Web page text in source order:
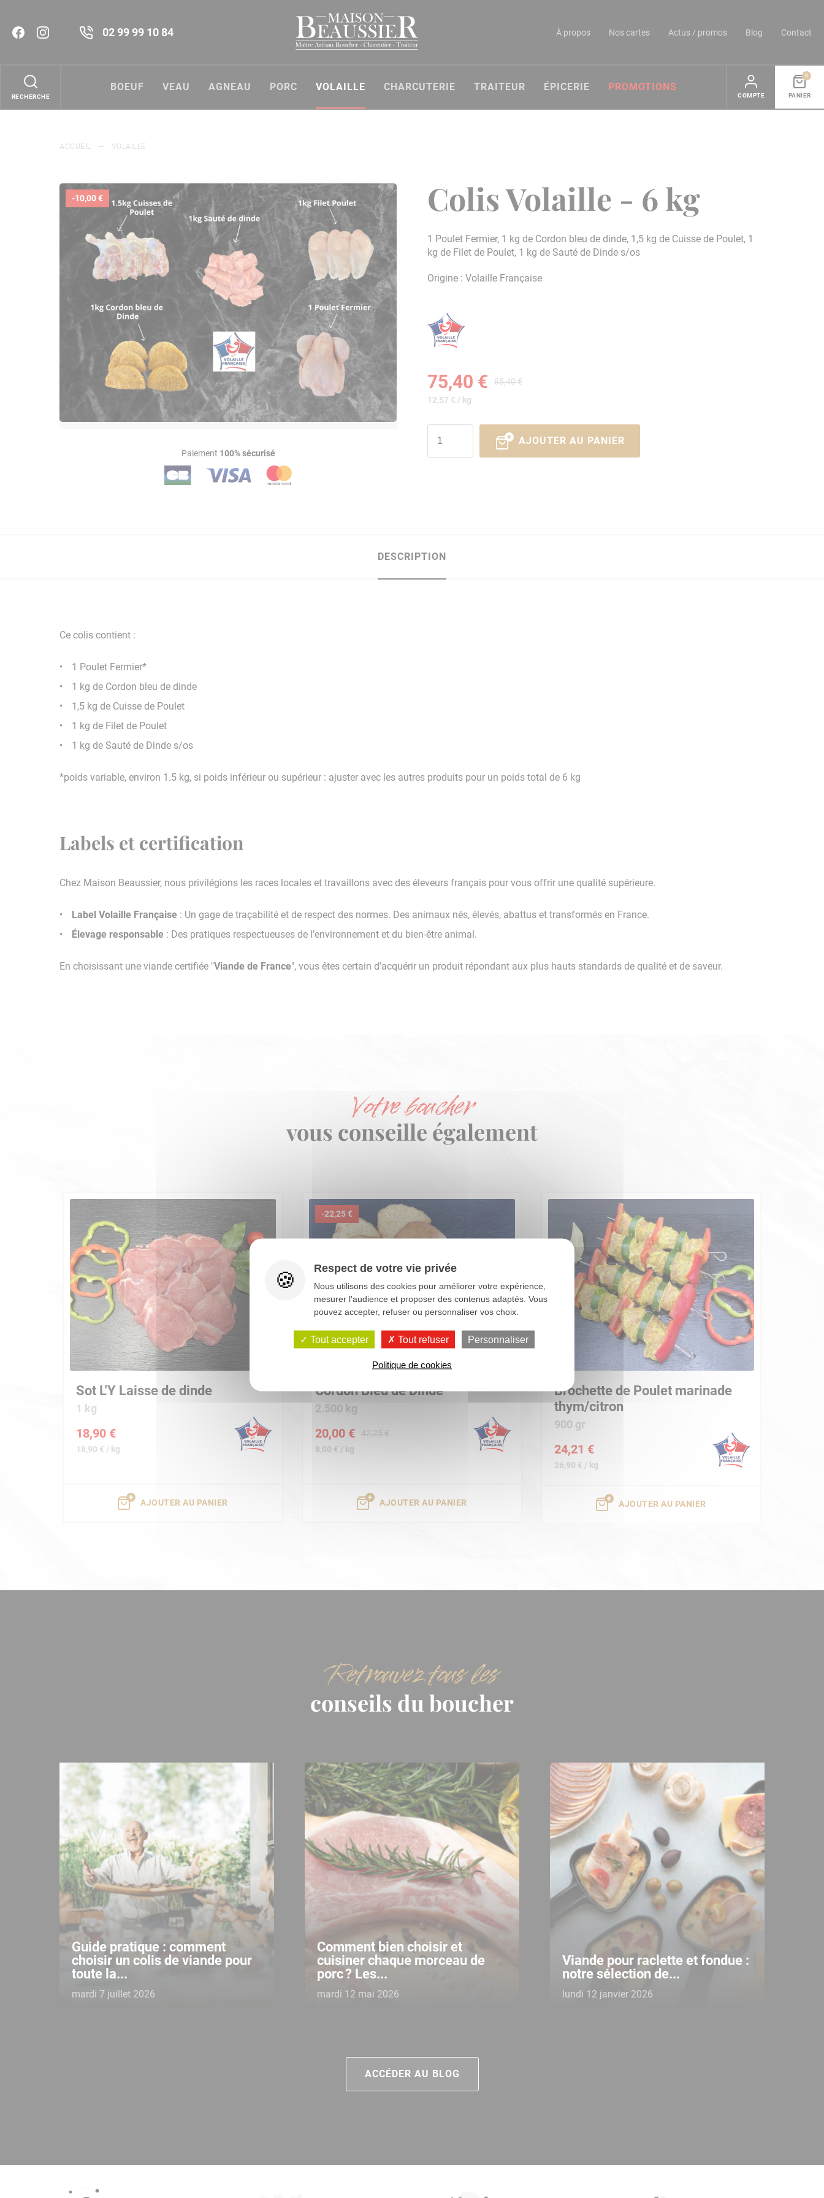
02 99 99 10 84 À propos Nos cartes Actus / promos Blog Contact
BOEUF VEAU AGNEAU PORC VOLAILLE CHARCUTERIE TRAITEUR ÉPICERIE PROMOTIONS
COMPTE PANIER
0
ACCUEIL VOLAILLE
-10,00 €
Paiement 100% sécurisé
Colis Volaille - 6 kg
1 Poulet Fermier, 1 kg de Cordon bleu de dinde, 1,5 kg de Cuisse de Poulet, 1
kg de Filet de Poulet, 1 kg de Sauté de Dinde s/os
Origine : Volaille Française
85,40 €
75,40 €
12,57 € / kg
AJOUTER AU PANIER
DESCRIPTION
Ce colis contient :
1 Poulet Fermier*
1 kg de Cordon bleu de dinde
1,5 kg de Cuisse de Poulet
1 kg de Filet de Poulet
1 kg de Sauté de Dinde s/os
*poids variable, environ 1.5 kg, si poids inférieur ou supérieur : ajuster avec les autres produits pour un poids total de 6 kg
Labels et certification
Chez Maison Beaussier, nous privilégions les races locales et travaillons avec des éleveurs français pour vous offrir une qualité supérieure.
Label Volaille Française : Un gage de traçabilité et de respect des normes. Des animaux nés, élevés, abattus et transformés en France.
Élevage responsable : Des pratiques respectueuses de l’environnement et du bien-être animal.
En choisissant une viande certifiée "Viande de France", vous êtes certain d’acquérir un produit répondant aux plus hauts standards de qualité et de saveur.
Votre boucher
vous conseille également
Sot L'Y Laisse de dinde
1 kg
18,90 €
18,90 € / kg
AJOUTER AU PANIER
-22,25 €
Cordon Bleu de Dinde
2.500 kg
42,25 €
20,00 €
8,00 € / kg
AJOUTER AU PANIER
Brochette de Poulet marinade
thym/citron
900 gr
24,21 €
26,90 € / kg
AJOUTER AU PANIER
Retrouvez tous les
conseils du boucher
Guide pratique : comment
choisir un colis de viande pour
toute la...
mardi 7 juillet 2026
Comment bien choisir et
cuisiner chaque morceau de
porc ? Les...
mardi 12 mai 2026
Viande pour raclette et fondue :
notre sélection de...
lundi 12 janvier 2026
ACCÉDER AU BLOG
Respect de votre vie privée
Nous utilisons des cookies pour améliorer votre expérience,
mesurer l'audience et proposer des contenus adaptés. Vous
pouvez accepter, refuser ou personnaliser vos choix.
Tout accepter Tout refuser Personnaliser
Politique de cookies